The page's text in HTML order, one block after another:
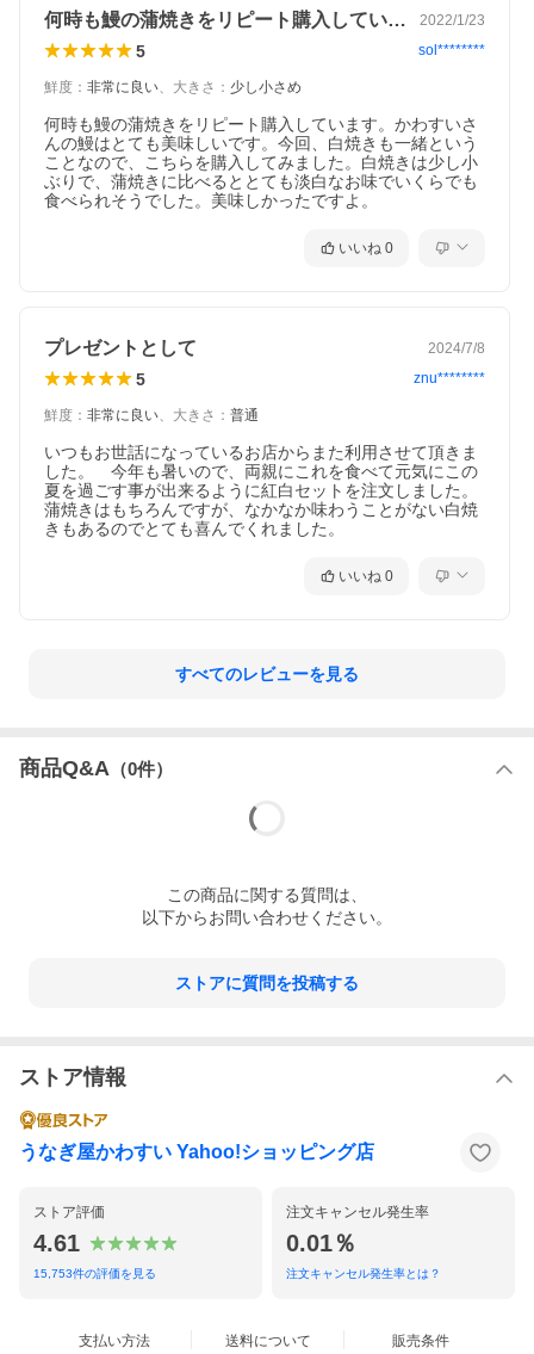
何時も鰻の蒲焼きをリピート購入していま… 2022/1/23
5 sol********
鮮度 ： 非常に良い、 大きさ ： 少し小さめ
何時も鰻の蒲焼きをリピート購入しています。かわすいさ
んの鰻はとても美味しいです。今回、白焼きも一緒という
ことなので、こちらを購入してみました。白焼きは少し小
ぶりで、蒲焼きに比べるととても淡白なお味でいくらでも
食べられそうでした。美味しかったですよ。
いいね 0
プレゼントとして 2024/7/8
5 znu********
鮮度 ： 非常に良い、 大きさ ： 普通
いつもお世話になっているお店からまた利用させて頂きま
した。　今年も暑いので、両親にこれを食べて元気にこの
夏を過ごす事が出来るように紅白セットを注文しました。
蒲焼きはもちろんですが、なかなか味わうことがない白焼
きもあるのでとても喜んでくれました。
いいね 0
すべてのレビューを見る
商品Q&A （0件）
この商品に関する質問は、
以下からお問い合わせください。
ストアに質問を投稿する
ストア情報
うなぎ屋かわすい Yahoo!ショッピング店
ストア評価
4.61
15,753件の評価を見る
注文キャンセル発生率
0.01％
注文キャンセル発生率とは？
支払い方法 送料について 販売条件